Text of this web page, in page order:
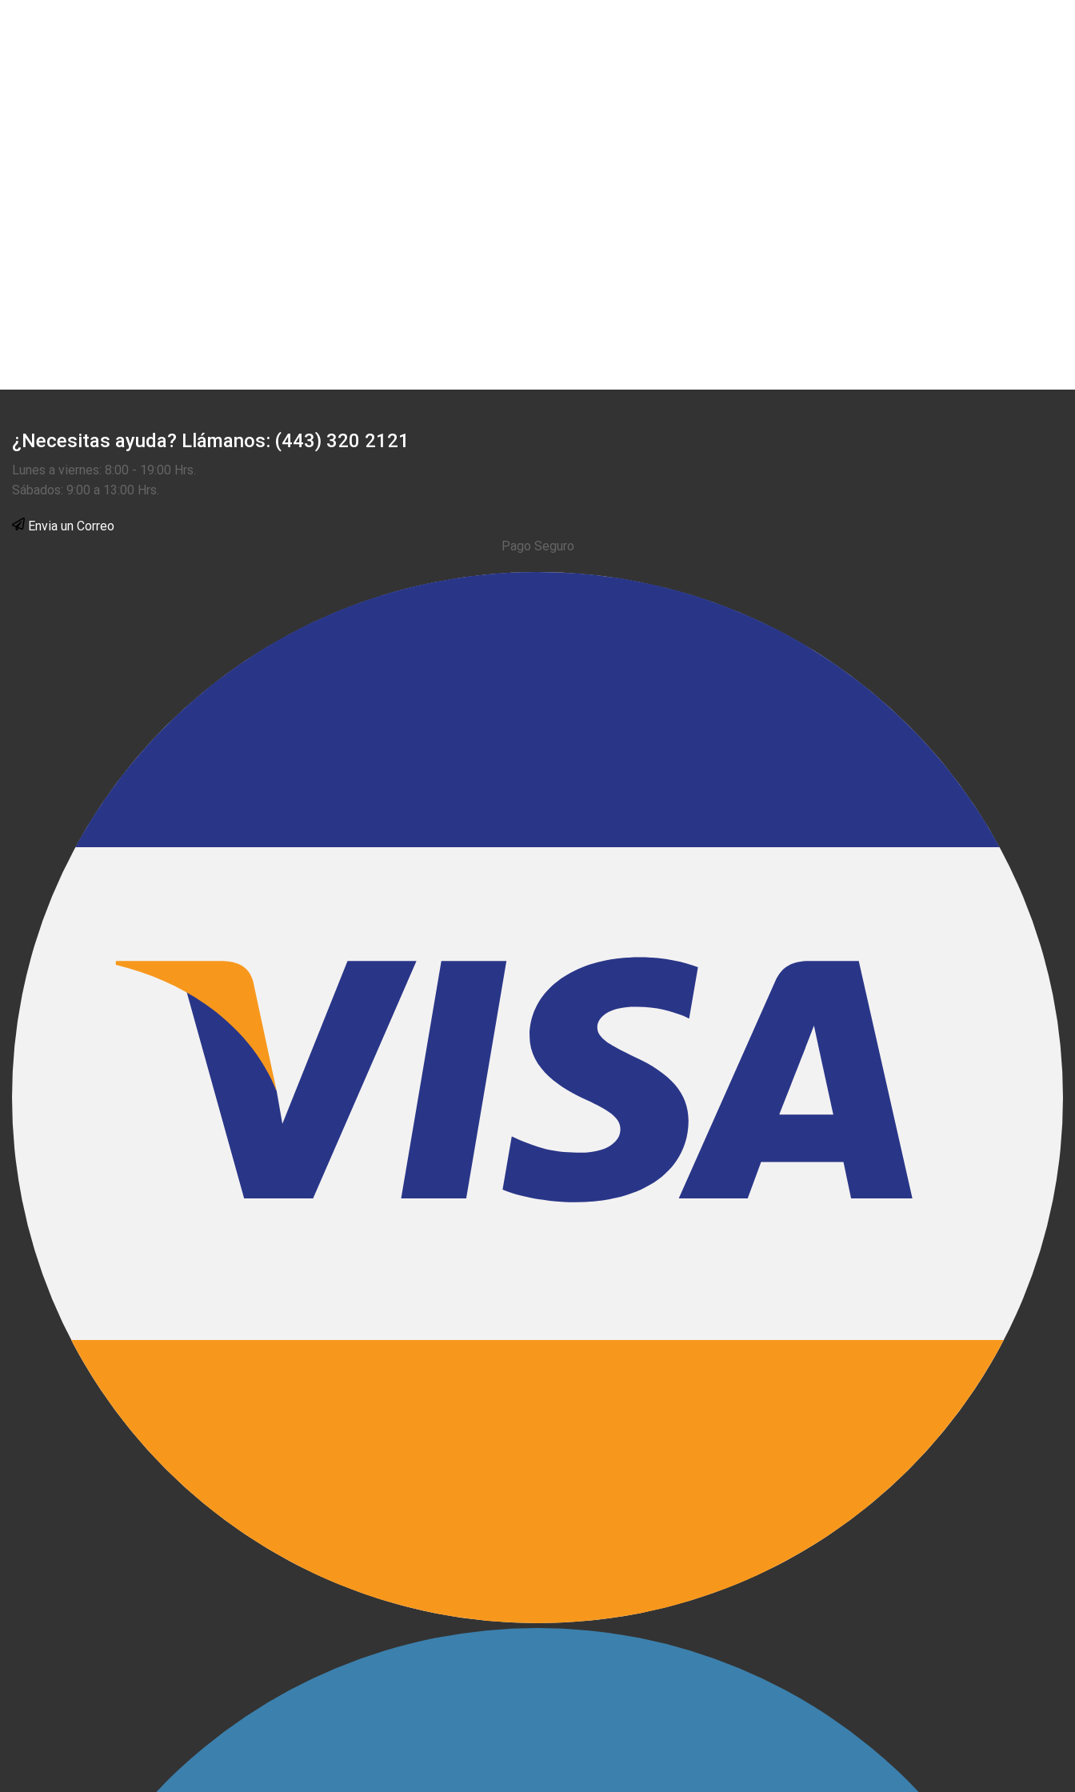
¿Necesitas ayuda? Llámanos: (443) 320 2121
Lunes a viernes: 8:00 - 19:00 Hrs.
Sábados: 9:00 a 13:00 Hrs.
Envia un Correo
Pago Seguro